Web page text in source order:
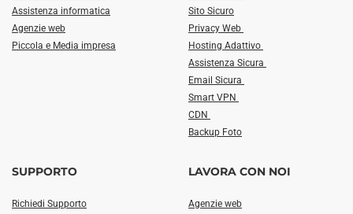
Assistenza informatica
Agenzie web
Piccola e Media impresa
Sito Sicuro
Privacy Web
Hosting Adattivo
Assistenza Sicura
Email Sicura
Smart VPN
CDN
Backup Foto
SUPPORTO
Richiedi Supporto
LAVORA CON NOI
Agenzie web